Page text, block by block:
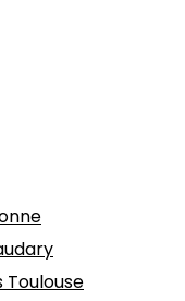
Toulouse